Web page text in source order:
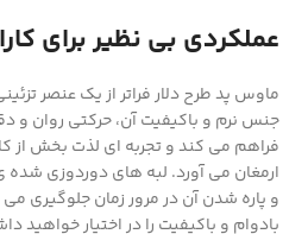
عملکردی بی نظیر برای
ماوس پد طرح دلار فراتر از یک عنصر
جنس نرم و باکیفیت آن، حرکتی روان و
فراهم می کند و تجربه ای لذت بخش از کار
ارمغان می آورد. لبه های دوردوزی
و پاره شدن آن در مرور زمان جلوگیری
بادوام و باکیفیت را در اختیار خواهید